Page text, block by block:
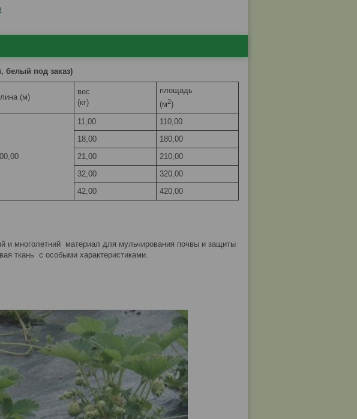
белый под заказ)
(м)
вес
(кг)
площадь
(м2)
11,00
110,00
18,00
180,00
21,00
210,00
32,00
320,00
42,00 420,00
и многолетний материал для мульчирования почвы и защиты
ткань с особыми характеристиками.